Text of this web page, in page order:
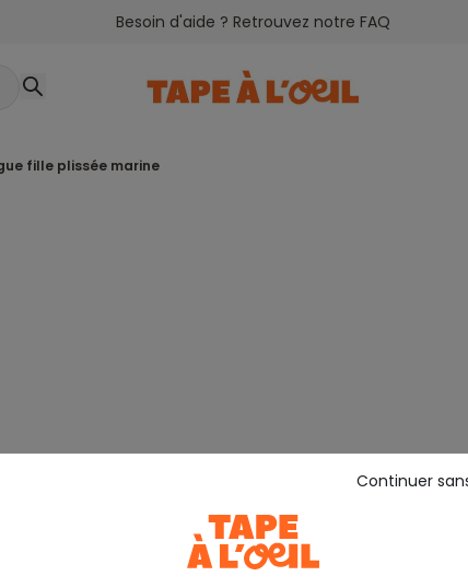
Besoin d'aide ? Retrouvez notre FAQ
fille plissée marine
Continuer